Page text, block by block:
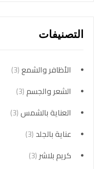
التصنيفات
الأظافر والشمع(3)
الشعر والجسم(3)
العناية بالشمس(3)
عناية بالجلد(3)
كريم بلاشر(3)